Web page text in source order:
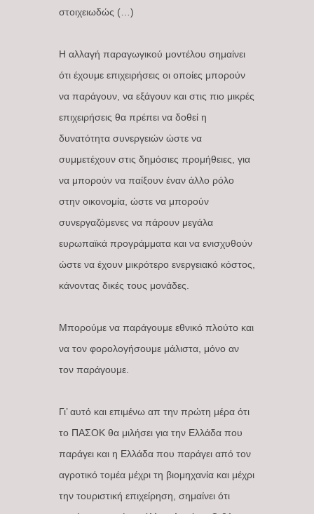
στοιχειωδώς (…)
Η αλλαγή παραγωγικού μοντέλου σημαίνει
ότι έχουμε επιχειρήσεις οι οποίες μπορούν
να παράγουν, να εξάγουν και στις πιο μικρές
επιχειρήσεις θα πρέπει να δοθεί η
δυνατότητα συνεργειών ώστε να
συμμετέχουν στις δημόσιες προμήθειες, για
να μπορούν να παίξουν έναν άλλο ρόλο
στην οικονομία, ώστε να μπορούν
συνεργαζόμενες να πάρουν μεγάλα
ευρωπαϊκά προγράμματα και να ενισχυθούν
ώστε να έχουν μικρότερο ενεργειακό κόστος,
κάνοντας δικές τους μονάδες.
Μπορούμε να παράγουμε εθνικό πλούτο και
να τον φορολογήσουμε μάλιστα, μόνο αν
τον παράγουμε.
Γι’ αυτό και επιμένω απ την πρώτη μέρα ότι
το ΠΑΣΟΚ θα μιλήσει για την Ελλάδα που
παράγει και η Ελλάδα που παράγει από τον
αγροτικό τομέα μέχρι τη βιομηχανία και μέχρι
την τουριστική επιχείρηση, σημαίνει ότι